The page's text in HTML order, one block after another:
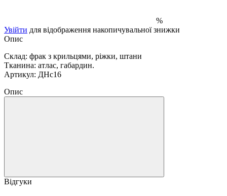
%
Увійти для відображення накопичувальної знижки
Опис
Склад: фрак з крильцями, ріжки, штани
Тканина: атлас, габардин.
Артикул: ДНс16
Опис
Відгуки